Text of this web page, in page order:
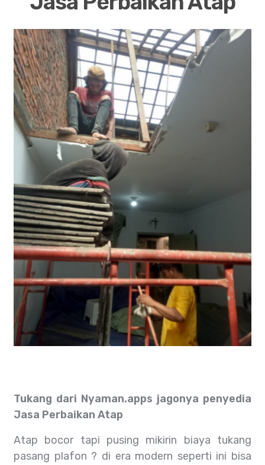
Tukang dari Nyaman.apps jagonya penyedia
Jasa Perbaikan Atap
Atap bocor tapi pusing mikirin biaya tukang
pasang plafon ? di era modern seperti ini bisa